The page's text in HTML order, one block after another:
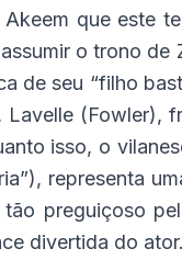
que este
o trono de
de seu “filho
(Fowler),
isso, o
representa
preguiçoso
divertida do ator.